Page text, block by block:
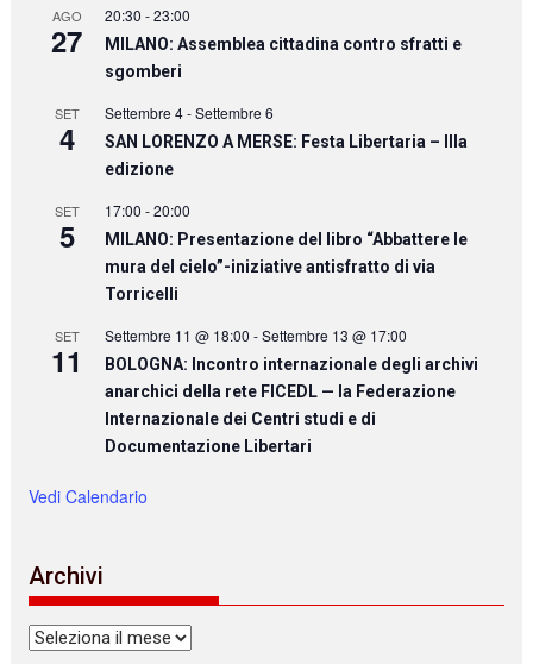
AGO
27
20:30 -23:00
MILANO: Assemblea cittadina contro sfratti e
sgomberi
SET
4
Settembre 4-Settembre 6
SAN LORENZO A MERSE: Festa Libertaria – IIIa
edizione
SET
5
17:00 -20:00
MILANO: Presentazione del libro “Abbattere le
mura del cielo”-iniziative antisfratto di via
Torricelli
SET
11
Settembre 11 @ 18:00 -Settembre 13 @ 17:00
BOLOGNA: Incontro internazionale degli archivi
anarchici della rete FICEDL — la Federazione
Internazionale dei Centri studi e di
Documentazione Libertari
Vedi Calendario
Archivi
Archivi